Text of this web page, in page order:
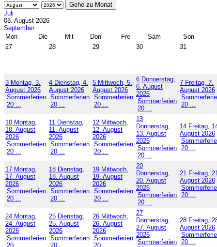
Gehe zu Monat
Juli
08. August 2026
September
Mon
Die Mit Don Fre Sam
Son
27
28 29 30 31
3 Montag, 3.
August 2026
Sommerferien
20 ...
4 Dienstag, 4.
August 2026
Sommerferien
20 ...
5 Mittwoch, 5.
August 2026
Sommerferien
20 ...
6 Donnerstag,
6. August
2026
Sommerferien
20 ...
7 Freitag, 7.
August 2026
20 ...
10 Montag,
10. August
2026
Sommerferien
20 ...
11 Dienstag,
11. August
2026
Sommerferien
20 ...
12 Mittwoch,
12. August
2026
Sommerferien
20 ...
13
Donnerstag,
13. August
2026
Sommerferien
20 ...
14 Freitag,
August 2026
20 ...
17 Montag,
17. August
2026
Sommerferien
20 ...
18 Dienstag,
18. August
2026
Sommerferien
20 ...
19 Mittwoch,
19. August
2026
Sommerferien
20 ...
20
Donnerstag,
20. August
2026
Sommerferien
20 ...
21 Freitag,
August 2026
20 ...
24 Montag,
24. August
2026
Sommerferien
20 ...
25 Dienstag,
25. August
2026
Sommerferien
20 ...
26 Mittwoch,
26. August
2026
Sommerferien
20 ...
27
Donnerstag,
27. August
2026
Sommerferien
28 Freitag,
August 2026
20 ...